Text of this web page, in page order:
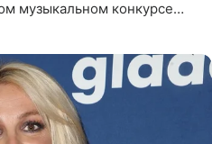
музыкальном конкурсе